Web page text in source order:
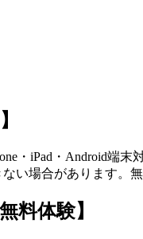
・iPad・Android端末
い場合があります。
料体験】